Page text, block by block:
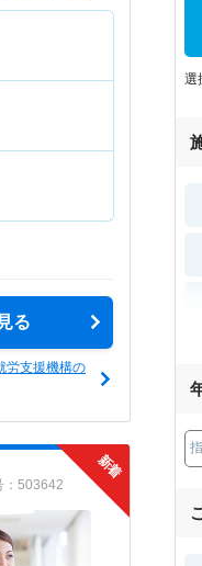
る
労支援機構の
503642
選